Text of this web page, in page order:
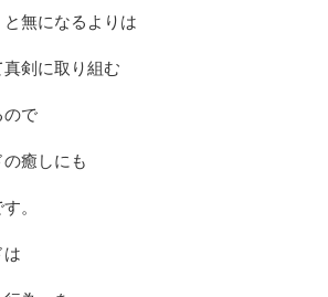
無になるよりは
剣に取り組む
ので
癒しにも
。
は